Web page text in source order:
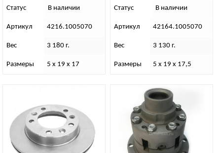
Статус В наличии
Артикул 4216.1005070
Вес 3 180 г.
Размеры 5 х 19 х 17
Статус В наличии
Артикул 42164.1005070
Вес 3 130 г.
Размеры 5 х 19 х 17,5